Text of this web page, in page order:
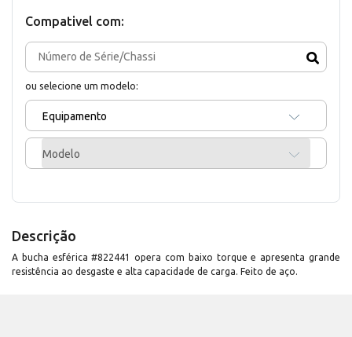
Compativel com:
ou selecione um modelo:
Equipamento
Modelo
Descrição
A bucha esférica #822441 opera com baixo torque e apresenta grande
resistência ao desgaste e alta capacidade de carga. Feito de aço.